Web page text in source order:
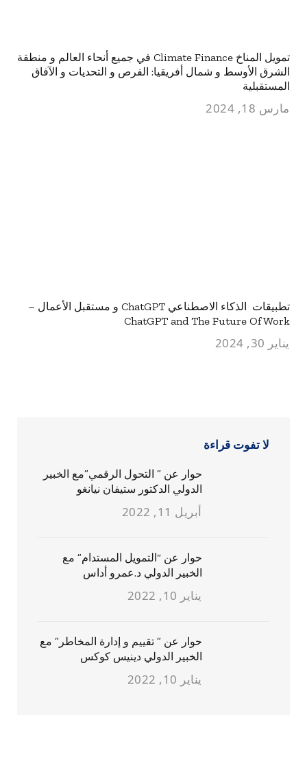
تمويل المناخ Climate Finance في جميع أنحاء العالم و منطقة
الشرق الأوسط و شمال أفريقيا: الفرص و التحديات و الآفاق
المستقبلية
مارس 18, 2024
تطبيقات الذكاء الاصطناعي ChatGPT و مستقبل الأعمال –
ChatGPT and The Future Of Work
يناير 30, 2024
لا تفوت قراءة
حوار عن ” التحول الرقمي”مع الخبير
الدولي الدكتور ستيفان نيانغو
أبريل 11, 2022
حوار عن “التمويل المستدام” مع
الخبير الدولي د.عمرو أداس
يناير 10, 2022
حوار عن ” تقييم و إدارة المخاطر” مع
الخبير الدولي دينيس كوكس
يناير 10, 2022